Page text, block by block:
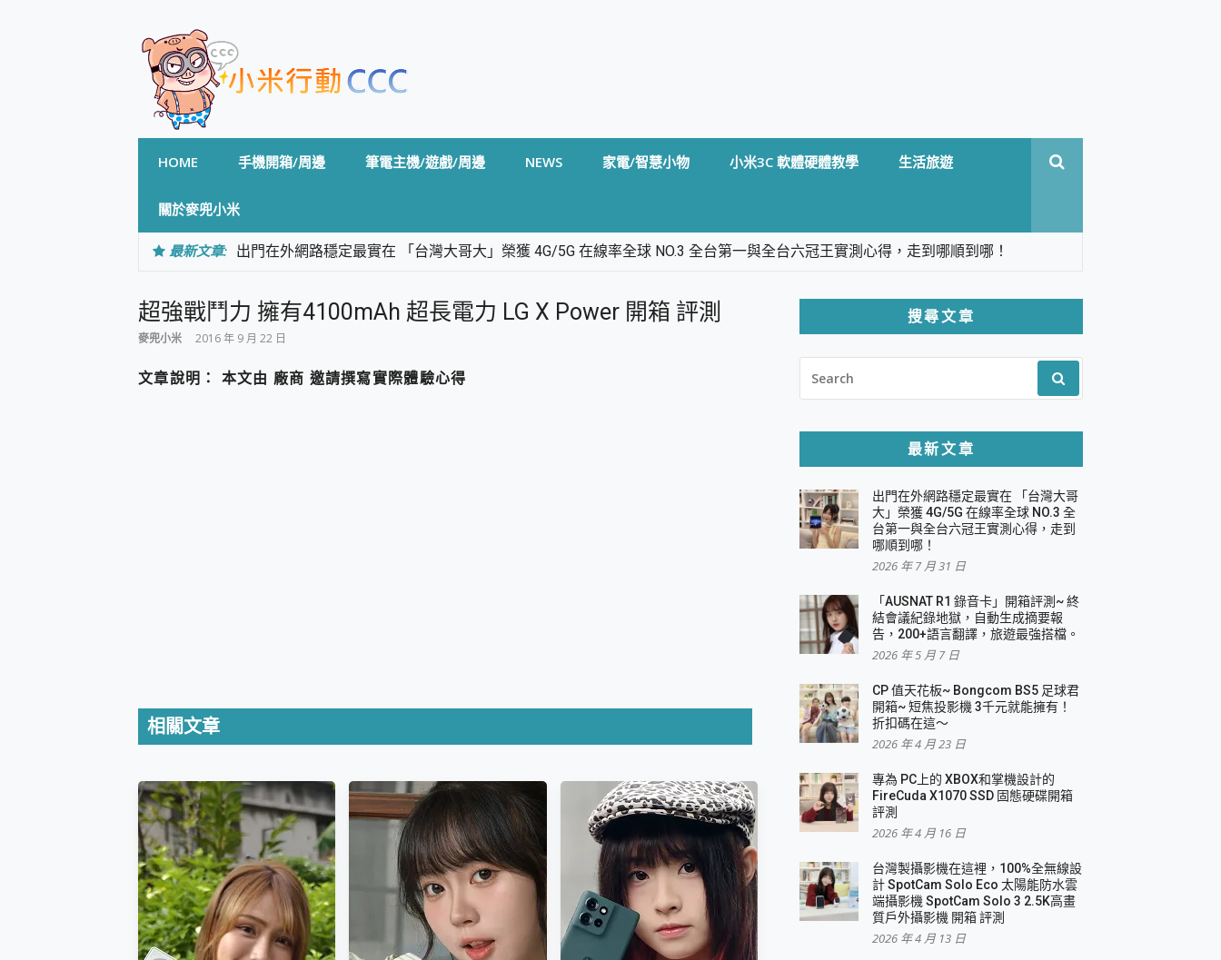
HOME 手機開箱/周邊 筆電主機/遊戲/周邊 NEWS 家電/智慧小物 小米3C 軟體硬體教學 生活旅遊
關於麥兜小米
最新文章: 出門在外網路穩定最實在 「台灣大哥大」榮獲 4G/5G 在線率全球 NO.3 全台第一與全台六冠王實測心得，走到哪順到哪！
專為 PC上的 XBOX和掌機設計的 FireCuda X1070 SSD 固態硬碟開箱 評測
台灣製攝影機在這裡，100%全無線設計 SpotCam Solo Eco 太陽能防水雲端攝影機 SpotCam Solo 3 2.5K高畫質戶外攝影機 開箱 評
電力超超超持久 MSI 微星 Prestige 14 AI+ D3MG-031TW 14吋 開箱評價，AI輕薄商務筆電 Copilot+ PC
超懂拍、耐用 AI 街拍機~ realme 16 Pro 開箱評價~ 2 億畫素 LumaColor 影像、持久續航與 IP69K 高防護
美到讓人超想擁有 moto pad 60 系列 與 Moto | Swarovski razr 60 冰藍限定版本 開箱 評測
一鍵修復模糊影片、舊照的 AI 好幫手! VideoProc Converter AI 新版全解析 × 年末優惠，一篇全看懂
小朋友才做選擇 投影機 RGB藍牙音響 氛圍情境燈 我通通都要！ Starfish 2 幻彩膠囊投影機｜結合「 智慧投影 & 煥彩流動 」的沈浸
外型超吸晴~ 給您絕佳操控體驗 GravaStar Mercury K1 系列 異星機械鍵盤與 Mercury X 系列 輕量無線電競滑鼠 開箱 評測
iPhone 17 系列 有認證的防護來囉！ imos 首家導入 UL MCV 行銷宣告驗證的手機配件品牌
DJI Osmo Pocket 3 爽爽帶回家 歡慶 EaseUS 21 週年到來，「Slogan 海報徵稿活動」好康大放送
小巧好吸不擋鏡頭 有Qi2認證的 ONPRO MagReact MXs2 5000mAh薄型磁吸無線急速行動電源 開箱 評測
百倍變焦實測~ vivo X200 Pro 與 S25 Ultra 誰能滿足全場景拍攝需求？
超好用的 PLAUD NotePin AI 智慧錄音膠囊~ 您的AI 秘書已上線 每月免費送你 300分鐘轉寫
COMPUTEX 2025 來囉！AGI亞奇雷 AI・Gaming・創作儲存方案登場，趕快來AGI亞奇雷挑戰任務抽 PS5！
自帶線的 有線無線都能充 ONPRO MagReact M5 10000mAh 5合1 磁吸無線急速行動電源 開箱 評測
飛利浦 JS7310 ⚡【電急便｜行動儲能救車電源】 可靠的旅行夥伴！帶給您優異的安全性與強大供電效能
是螢幕也是電視! 一機超多用途「MSI微星 Modern MD272UPSW 27型」 4K IPS 輕薄商用智慧聯網螢幕 開箱 評測
您的專屬AI 助手 Yoga Slim 7 Aura Edition 觸控AI筆電 開箱 評測
realme 14 Pro 超硬軍規、冰感變色實測，realme 14 5G 遊戲戰鬥值爆表，效能x娛樂全都要！
iPhone、Apple Watch、AirPods耳機 三個設備充電一起搞定 ONPRO MagReact™ M3 3 in 1可攜摺疊無線充電器 開箱 評測
動靜皆宜「HUAWEI FreeArc」開放式耳掛耳機，無感配戴! 超穩超服貼，音質、通話也很優質
好玩好拍 vivo V50 ~ 口袋裡的 Zeiss 潮流攝影棚!
25種洗烘模式一機搞定! Roborock 衣莉莎白 H1 Neo分子篩洗脫烘 AI 滾筒洗衣機
給 MSI Claw 系列電競掌機 最完美的家 MSI Nest Docking Station 掌機專屬擴充底座 開箱 評測
超強戰鬥力 擁有4100mAh 超長電力 LG X Power 開箱 評測
麥兜小米 2016 年 9 月 22 日
文章說明： 本文由 廠商 邀請撰寫實際體驗心得
相關文章
搜尋文章
FOR:
最新文章
出門在外網路穩定最實在 「台灣大哥
大」榮獲 4G/5G 在線率全球 NO.3 全
台第一與全台六冠王實測心得，走到
哪順到哪！
2026 年 7 月 31 日
「AUSNAT R1 錄音卡」開箱評測~ 終
結會議紀錄地獄，自動生成摘要報
告，200+語言翻譯，旅遊最強搭檔。
2026 年 5 月 7 日
CP 值天花板~ Bongcom BS5 足球君
開箱~ 短焦投影機 3千元就能擁有！
折扣碼在這～
2026 年 4 月 23 日
專為 PC上的 XBOX和掌機設計的
FireCuda X1070 SSD 固態硬碟開箱
評測
2026 年 4 月 16 日
台灣製攝影機在這裡，100%全無線設
計 SpotCam Solo Eco 太陽能防水雲
端攝影機 SpotCam Solo 3 2.5K高畫
質戶外攝影機 開箱 評測
2026 年 4 月 13 日